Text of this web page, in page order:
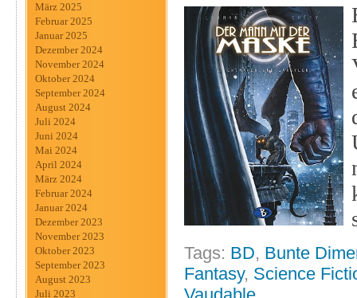
März 2025
Februar 2025
Januar 2025
Dezember 2024
November 2024
Oktober 2024
September 2024
August 2024
Juli 2024
Juni 2024
Mai 2024
April 2024
März 2024
Februar 2024
Januar 2024
Dezember 2023
November 2023
Oktober 2023
September 2023
August 2023
Juli 2023
Tags: BD, Bunte
Fantasy, Science